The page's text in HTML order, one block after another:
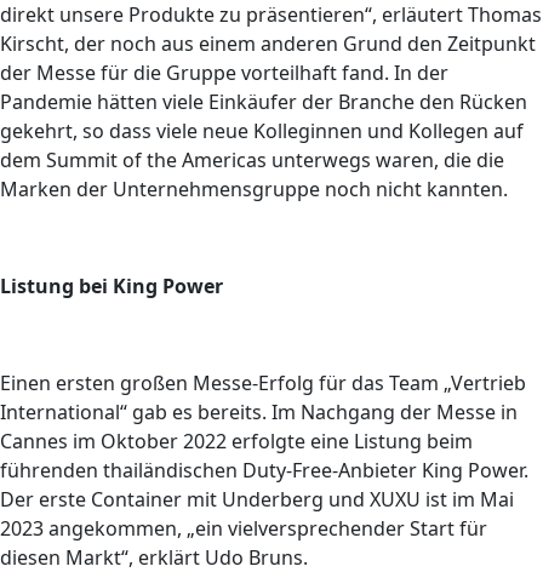
direkt unsere Produkte zu präsentieren“, erläutert Thomas
Kirscht, der noch aus einem anderen Grund den Zeitpunkt
der Messe für die Gruppe vorteilhaft fand. In der
Pandemie hätten viele Einkäufer der Branche den Rücken
gekehrt, so dass viele neue Kolleginnen und Kollegen auf
dem Summit of the Americas unterwegs waren, die die
Marken der Unternehmensgruppe noch nicht kannten.
Listung bei King Power
Einen ersten großen Messe-Erfolg für das Team „Vertrieb
International“ gab es bereits. Im Nachgang der Messe in
Cannes im Oktober 2022 erfolgte eine Listung beim
führenden thailändischen Duty-Free-Anbieter King Power.
Der erste Container mit Underberg und XUXU ist im Mai
2023 angekommen, „ein vielversprechender Start für
diesen Markt“, erklärt Udo Bruns.